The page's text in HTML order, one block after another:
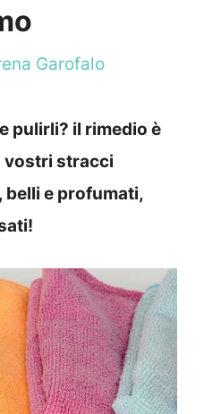
Garofalo
pulirli? il rimedio è
vostri stracci
belli e profumati,